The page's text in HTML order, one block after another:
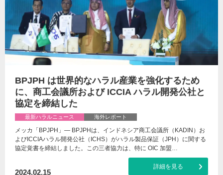
BPJPH は世界的なハラル産業を強化するため
に、商工会議所および ICCIA ハラル開発公社と
協定を締結した
最新ハラルニュース 海外レポート
メッカ「BPJPH」— BPJPHは、インドネシア商工会議所（KADIN）お
よびICCIAハラル開発公社（ICHS）がハラル製品保証（JPH）に関する
協定覚書を締結しました。この三者協力は、特に OIC 加盟…
2024.02.15
詳細を見る